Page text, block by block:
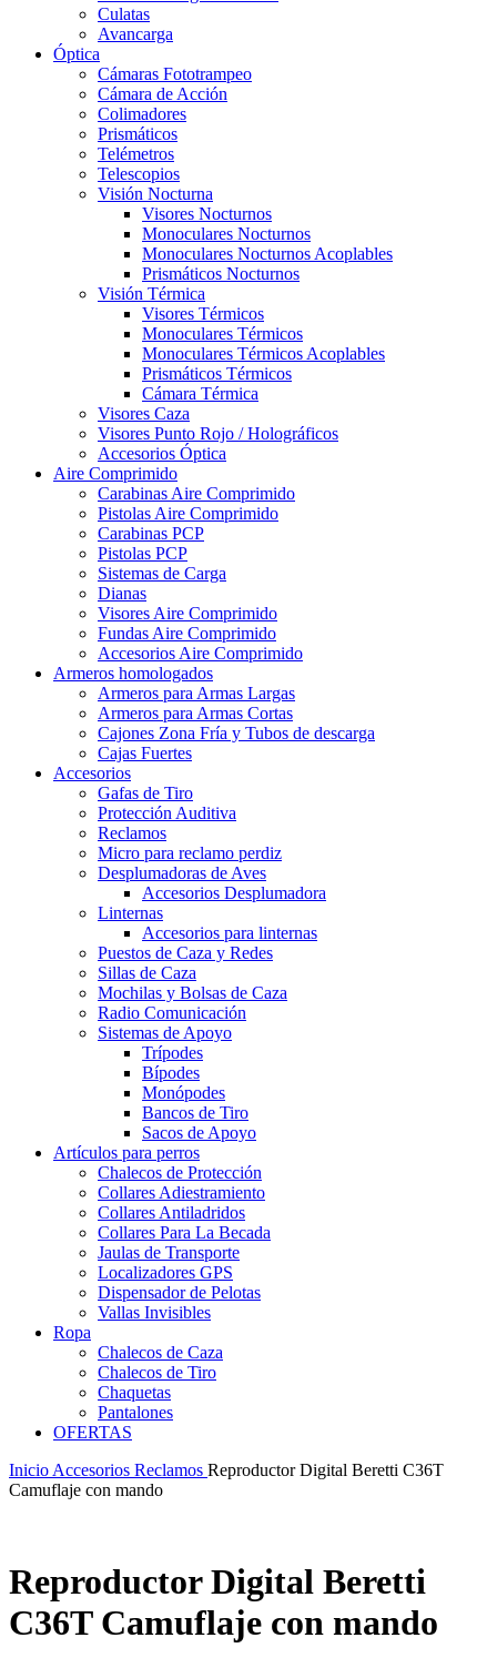
Culatas
Avancarga
Óptica
Cámaras Fototrampeo
Cámara de Acción
Colimadores
Prismáticos
Telémetros
Telescopios
Visión Nocturna
Visores Nocturnos
Monoculares Nocturnos
Monoculares Nocturnos Acoplables
Prismáticos Nocturnos
Visión Térmica
Visores Térmicos
Monoculares Térmicos
Monoculares Térmicos Acoplables
Prismáticos Térmicos
Cámara Térmica
Visores Caza
Visores Punto Rojo / Holográficos
Accesorios Óptica
Aire Comprimido
Carabinas Aire Comprimido
Pistolas Aire Comprimido
Carabinas PCP
Pistolas PCP
Sistemas de Carga
Dianas
Visores Aire Comprimido
Fundas Aire Comprimido
Accesorios Aire Comprimido
Armeros homologados
Armeros para Armas Largas
Armeros para Armas Cortas
Cajones Zona Fría y Tubos de descarga
Cajas Fuertes
Accesorios
Gafas de Tiro
Protección Auditiva
Reclamos
Micro para reclamo perdiz
Desplumadoras de Aves
Accesorios Desplumadora
Linternas
Accesorios para linternas
Puestos de Caza y Redes
Sillas de Caza
Mochilas y Bolsas de Caza
Radio Comunicación
Sistemas de Apoyo
Trípodes
Bípodes
Monópodes
Bancos de Tiro
Sacos de Apoyo
Artículos para perros
Chalecos de Protección
Collares Adiestramiento
Collares Antiladridos
Collares Para La Becada
Jaulas de Transporte
Localizadores GPS
Dispensador de Pelotas
Vallas Invisibles
Ropa
Chalecos de Caza
Chalecos de Tiro
Chaquetas
Pantalones
OFERTAS
Inicio Accesorios Reclamos Reproductor Digital Beretti C36T
Camuflaje con mando
Reproductor Digital Beretti
C36T Camuflaje con mando